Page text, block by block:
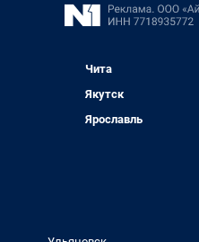
Чита
Якутск
Ярославль